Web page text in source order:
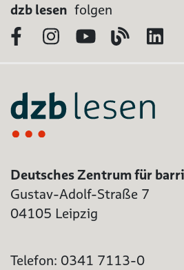
dzb lesen folgen
FacebookInstagram
YouTubeBlog
Deutsches Zentrum für
Gustav-Adolf-Straße 7
04105 Leipzig
Telefon: 0341 7113-0